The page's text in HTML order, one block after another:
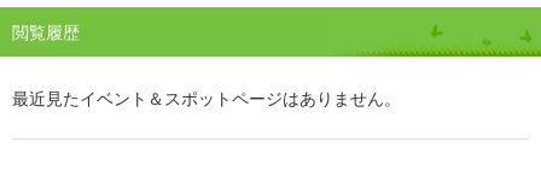
閲覧履歴
最近見たイベント＆スポットページはありません。